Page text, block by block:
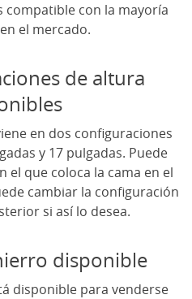
compatible con la mayoría
el mercado.
de altura
en dos configuraciones
y 17 pulgadas. Puede
el que coloca la cama en el
cambiar la configuración
si así lo desea.
disponible
disponible para venderse